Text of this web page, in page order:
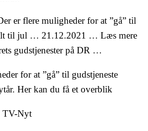
er flere muligheder for at ”gå” til
til jul … 21.12.2021 … Læs mere
gudstjenester på DR …
for at ”gå” til gudstjeneste
Her kan du få et overblik
TV-Nyt